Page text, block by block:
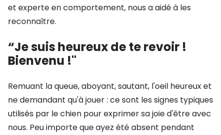
et experte en comportement, nous a aidé à les
reconnaître.
“Je suis heureux de te revoir !
Bienvenu !"
Remuant la queue, aboyant, sautant, l'oeil heureux et
ne demandant qu'à jouer : ce sont les signes typiques
utilisés par le chien pour exprimer sa joie d'être avec
nous. Peu importe que ayez été absent pendant